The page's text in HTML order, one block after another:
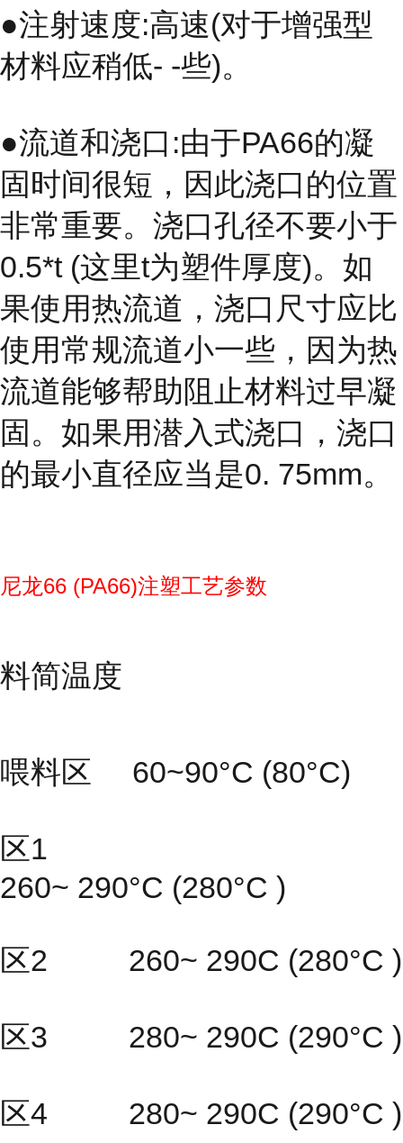
●注射速度:高速(对于增强型
材料应稍低- -些)。
●流道和浇口:由于PA66的凝
固时间很短，因此浇口的位置
非常重要。浇口孔径不要小于
0.5*t (这里t为塑件厚度)。如
果使用热流道，浇口尺寸应比
使用常规流道小一些，因为热
流道能够帮助阻止材料过早凝
固。如果用潜入式浇口，浇口
的最小直径应当是0. 75mm。
尼龙66 (PA66)注塑工艺参数
料简温度
喂料区 60~90°C (80°C)
区1
260~ 290°C (280°C )
区2 260~ 290C (280°C )
区3 280~ 290C (290°C )
区4 280~ 290C (290°C )